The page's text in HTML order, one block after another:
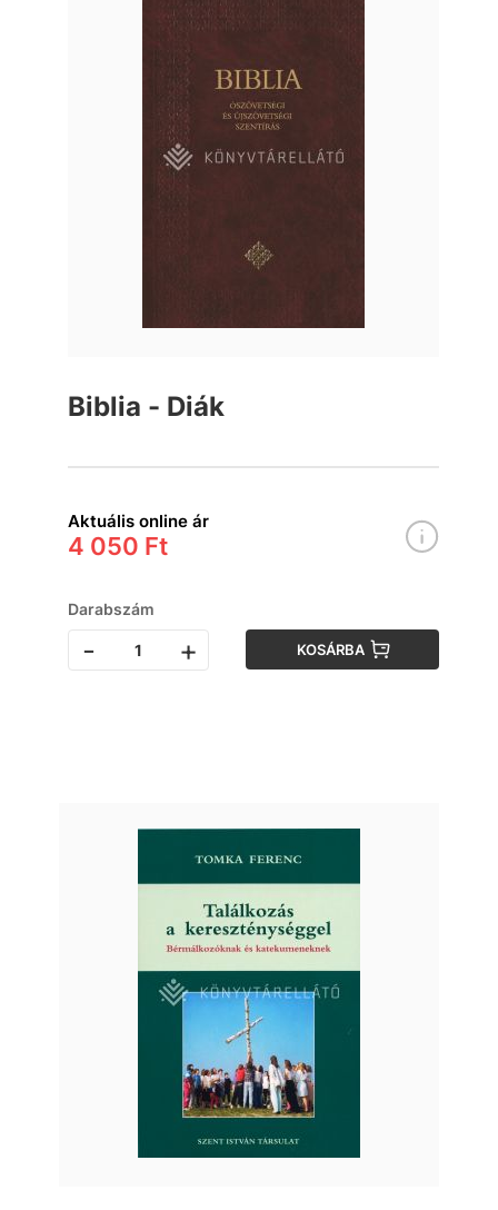
Biblia - Diák
Aktuális online ár
4 050 Ft
Darabszám
- + KOSÁRBA